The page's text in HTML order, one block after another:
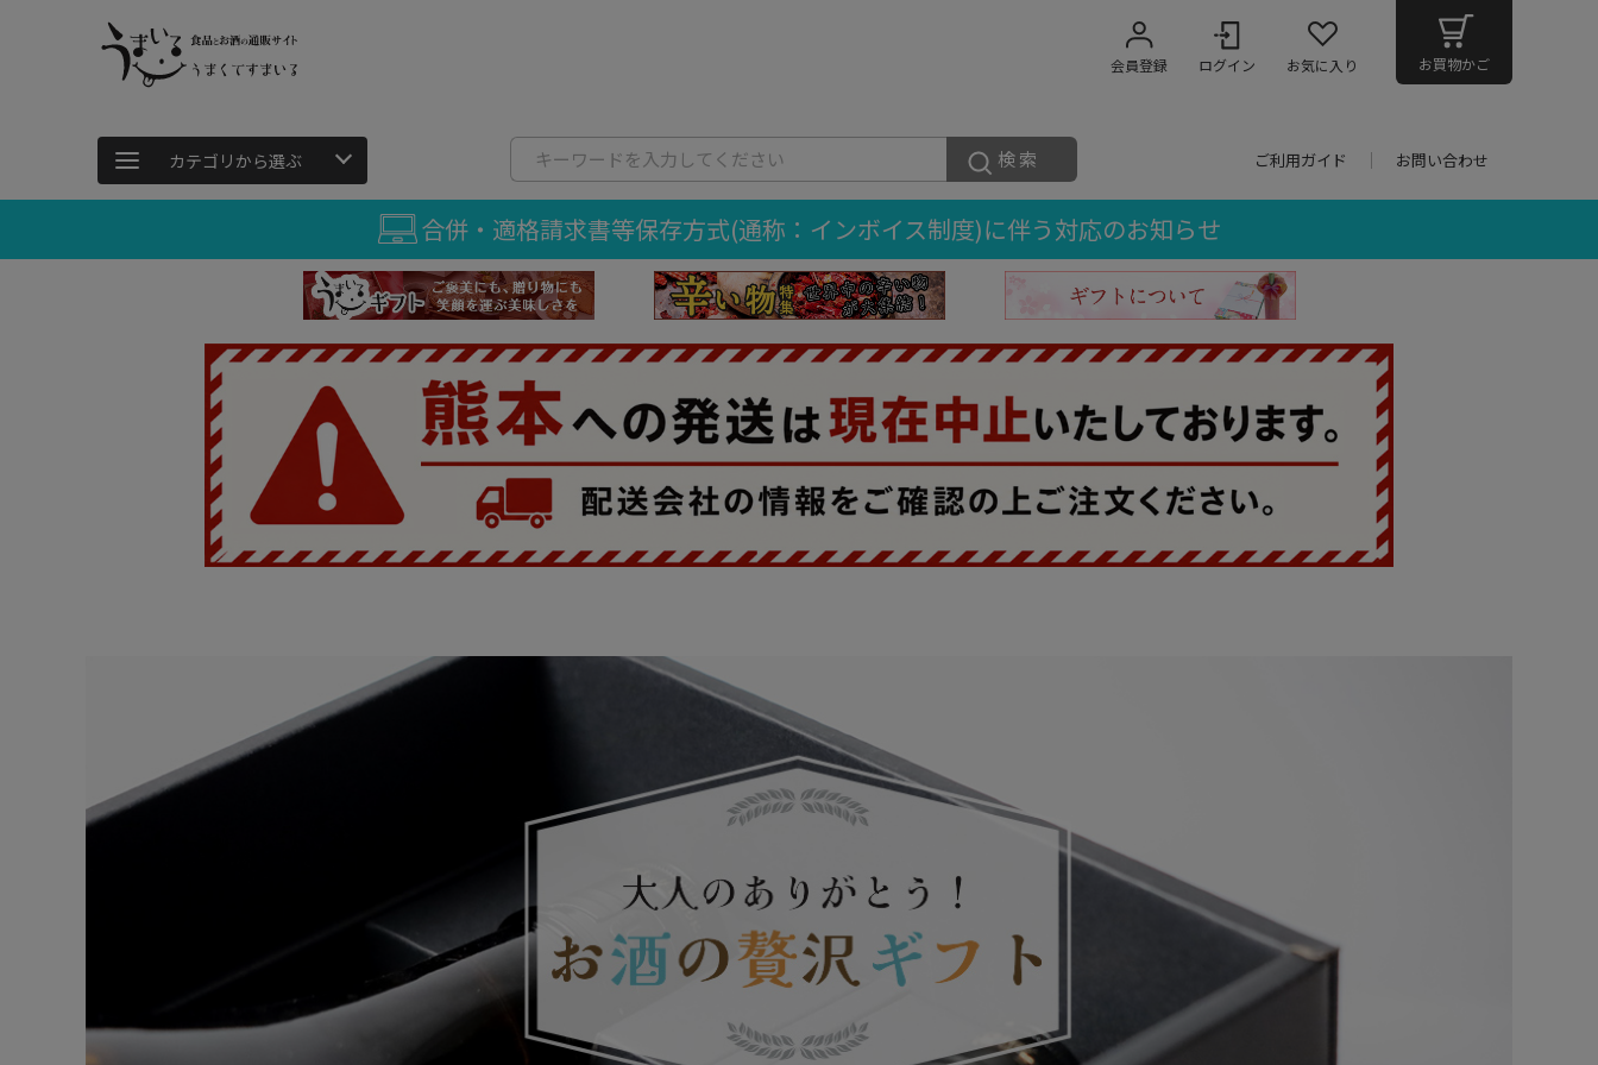
会員登録 ログイン お気に入り お買物かご
カテゴリから選ぶ 検索 ご利用ガイド お問い合わせ
合併・適格請求書等保存方式(通称：インボイス制度)に伴う対応のお知らせ